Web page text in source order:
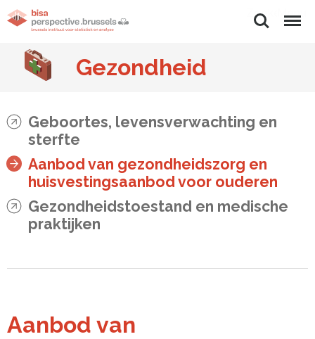
ZoekenMenu
Gezondheid
Geboortes, levensverwachting en
sterfte
Aanbod van gezondheidszorg en
huisvestingsaanbod voor ouderen
Gezondheidstoestand en medische
praktijken
Aanbod van